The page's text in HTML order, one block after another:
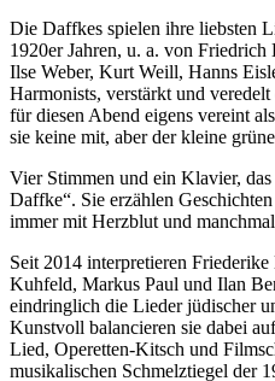
Die Daffkes spielen ihre liebsten
1920er Jahren, u. a. von
Ilse Weber, Kurt Weill, Hanns
Harmonists, verstärkt und
für diesen Abend eigens vereint
sie keine mit, aber der kleine
Vier Stimmen und ein Klavier,
Daffke“. Sie erzählen
immer mit Herzblut und
Seit 2014 interpretieren
Kuhfeld, Markus Paul und Ilan
eindringlich die Lieder jüdischer
Kunstvoll balancieren sie dabei
Lied, Operetten-Kitsch und
musikalischen Schmelztiegel der